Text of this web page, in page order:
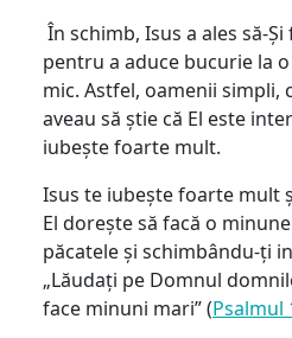
În schimb, Isus a ales să-
pentru a aduce bucurie la
mic. Astfel, oamenii simpli,
aveau să știe că El este
iubește foarte mult.
Isus te iubește foarte mult
El dorește să facă o
păcatele și schimbându-ți
„Lăudați pe Domnul
face minuni mari” (Psalmul